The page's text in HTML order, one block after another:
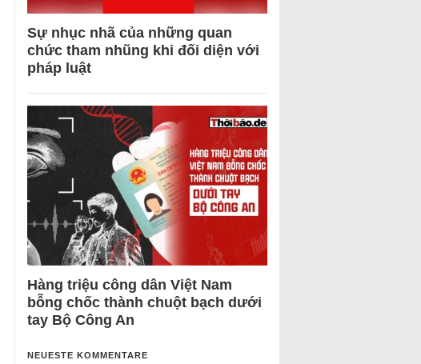
Sự nhục nhã của những quan
chức tham nhũng khi đối diện với
pháp luật
Hàng triệu công dân Việt Nam
bỗng chốc thành chuột bạch dưới
tay Bộ Công An
NEUESTE KOMMENTARE